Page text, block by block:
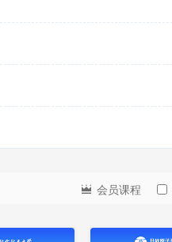
会员课程